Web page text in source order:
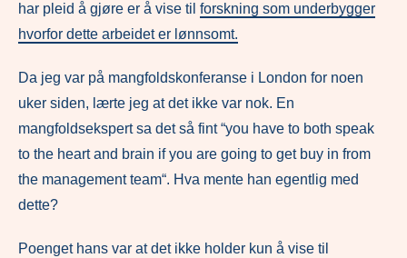
har pleid å gjøre er å vise til forskning som underbygger
hvorfor dette arbeidet er lønnsomt.
Da jeg var på mangfoldskonferanse i London for noen
uker siden, lærte jeg at det ikke var nok. En
mangfoldsekspert sa det så fint “you have to both speak
to the heart and brain if you are going to get buy in from
the management team“. Hva mente han egentlig med
dette?
Poenget hans var at det ikke holder kun å vise til